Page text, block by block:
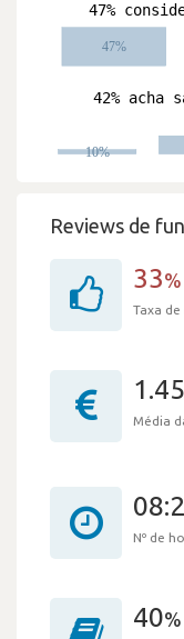
Reviews de
33%
Taxa
Média
Nº de
40%